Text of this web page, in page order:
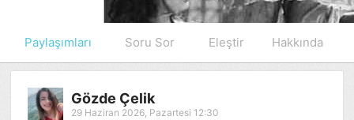
Paylaşımları Soru Sor Eleştir Hakkında
Gözde Çelik
29 Haziran 2026, Pazartesi 12:30